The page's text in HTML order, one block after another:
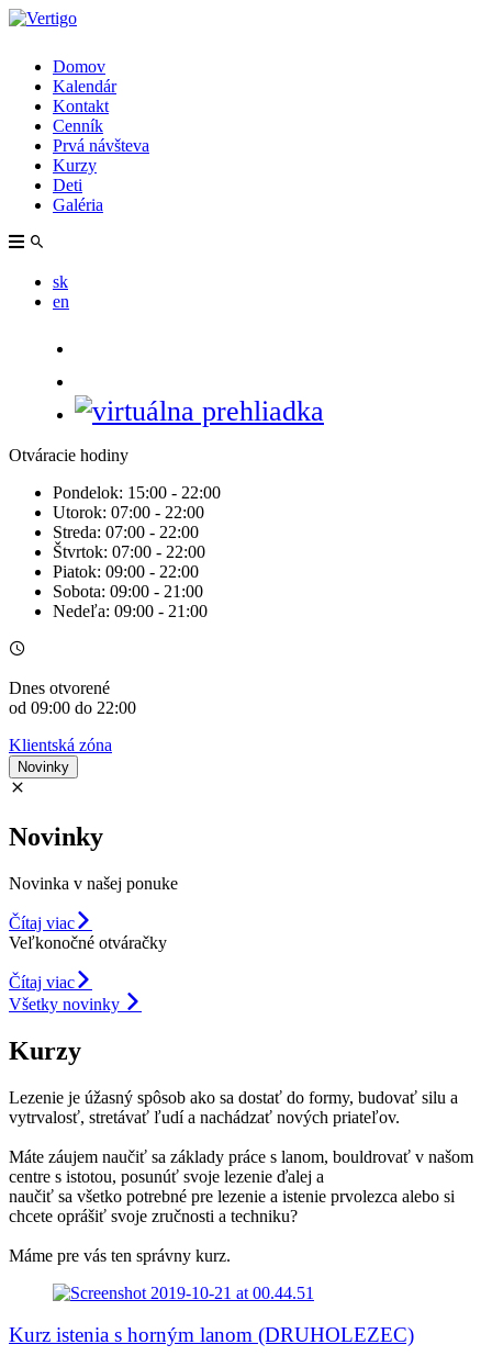
Domov
Kalendár
Kontakt
Cenník
Prvá návšteva
Kurzy
Deti
Galéria
sk
en
Otváracie hodiny
Pondelok: 15:00 - 22:00
Utorok: 07:00 - 22:00
Streda: 07:00 - 22:00
Štvrtok: 07:00 - 22:00
Piatok: 09:00 - 22:00
Sobota: 09:00 - 21:00
Nedeľa: 09:00 - 21:00
Dnes otvorené
od 09:00 do 22:00
Klientská zóna
Novinky
Novinky
Novinka v našej ponuke
Čítaj viac
Veľkonočné otváračky
Čítaj viac
Všetky novinky
Kurzy
Lezenie je úžasný spôsob ako sa dostať do formy, budovať silu a
vytrvalosť, stretávať ľudí a nachádzať nových priateľov.
Máte záujem naučiť sa základy práce s lanom, bouldrovať v našom
centre s istotou, posunúť svoje lezenie ďalej a
naučiť sa všetko potrebné pre lezenie a istenie prvolezca alebo si
chcete oprášiť svoje zručnosti a techniku?
Máme pre vás ten správny kurz.
Kurz istenia s horným lanom (DRUHOLEZEC)